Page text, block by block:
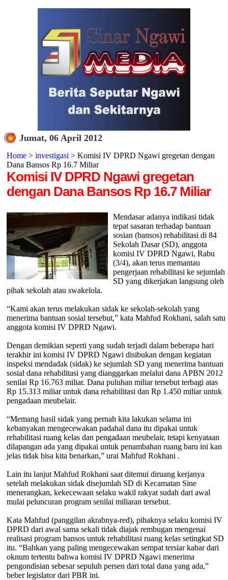
Jumat, 06 April 2012
Home> investigasi > Komisi IV DPRD Ngawi gregetan dengan
Dana Bansos Rp 16.7 Miliar
Komisi IV DPRD Ngawi gregetan
dengan Dana Bansos Rp 16.7 Miliar
Mendasar adanya indikasi tidak
tepat sasaran terhadap bantuan
sosian (bansos) rehabilitasi di 84
Sekolah Dasar (SD), anggota
komisi IV DPRD Ngawi, Rabu
(3/4), akan terus memantau
pengerjaan rehabilitasi ke sejumlah
SD yang dikerjakan langsung oleh
pihak sekolah atau swakelola.
“Kami akan terus melakukan sidak ke sekolah-sekolah yang
menerima bantuan sosial tersebut,” kata Mahfud Rokhani, salah satu
anggota komisi IV DPRD Ngawi.
Dengan demikian seperti yang sudah terjadi dalam beberapa hari
terakhir ini komisi IV DPRD Ngawi disibukan dengan kegiatan
inspeksi mendadak (sidak) ke sejumlah SD yang menerima bantuan
sosial dana rehabilitasi yang dianggarkan melalui dana APBN 2012
senilai Rp 16.763 miliar. Dana puluhan miliar tersebut terbagi atas
Rp 15.313 miliar untuk dana rehabilitasi dan Rp 1.450 miliar untuk
pengadaan meubelair.
“Memang hasil sidak yang pernah kita lakukan selama ini
kebanyakan mengecewakan padahal dana itu dipakai untuk
rehabilitasi ruang kelas dan pengadaan meubelair, tetapi kenyataan
dilapangan ada yang dipakai untuk penambahan ruang baru ini kan
jelas tidak bisa kita benarkan,” urai Mahfud Rokhani .
Lain itu lanjut Mahfud Rokhani saat ditemui diruang kerjanya
setelah melakukan sidak disejumlah SD di Kecamatan Sine
menerangkan, kekecewaan selaku wakil rakyat sudah dari awal
mulai peluncuran program senilai miliaran tersebut.
Kata Mahfud (panggilan akrabnya-red), pihaknya selaku komisi IV
DPRD dari awal sama sekali tidak diajak rembugan mengenai
realisasi program bansos untuk rehabilitasi ruang kelas setingkat SD
itu. “Bahkan yang paling mengecewakan sempat tersiar kabar dari
oknum tertentu bahwa komisi IV DPRD Ngawi menerima
pengondisian sebesar sepuluh persen dari total dana yang ada,”
beber legislator dari PBR ini.